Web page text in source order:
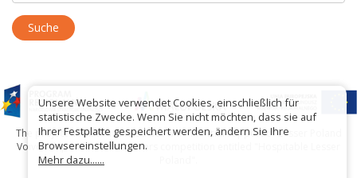
The project has been carried out with financial support of Lesser Poland
Voivodship within tourist offers competition entitled "Hospitable Lesser
Unsere Website verwendet Cookies, einschließlich für
statistische Zwecke. Wenn Sie nicht möchten, dass sie auf
Ihrer Festplatte gespeichert werden, ändern Sie Ihre
Browsereinstellungen.
Mehr dazu......